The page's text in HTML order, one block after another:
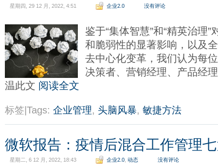
星期四, 29 12 月, 2022, 4:51 企业2.0 没有评论
鉴于“集体智慧”和“精英治理
和脆弱性的显著影响，以及
去中心化变革，我们认为每
决策者、营销经理、产品经
温此文 阅读全文
标签|Tags: 企业管理, 头脑风暴, 敏捷方法
微软报告：疫情后混合工作管理
星期二, 6 12 月, 2022, 18:43 企业2.0 动态 没有评论